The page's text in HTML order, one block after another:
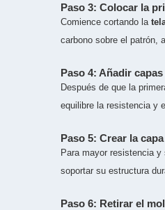
Paso 3: Colocar la
Comience cortando la
carbono sobre el patrón,
Paso 4: Añadir
Después de que la
equilibre la resistencia y
Paso 5: Crear la
Para mayor resistencia y
soportar su estructura
Paso 6: Retirar el